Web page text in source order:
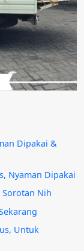
Dipakai &
Nyaman Dipakai
Sorotan Nih
Untuk